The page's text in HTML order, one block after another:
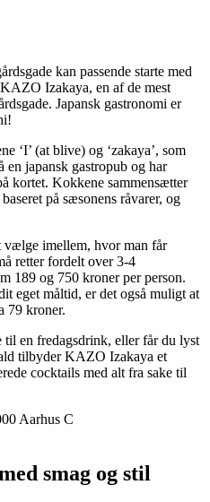
kan passende starte med
Izakaya, en af de mest
Japansk gastronomi er
‘I’ (at blive) og ‘zakaya’, som
en japansk gastropub og har
kortet. Kokkene sammensætter
på sæsonens råvarer, og
vælge imellem, hvor man får
retter fordelt over 3-4
189 og 750 kroner per person.
eget måltid, er det også muligt at
79 kroner.
en fredagsdrink, eller får du lyst
tilbyder KAZO Izakaya et
cocktails med alt fra sake til
Aarhus C
smag og stil